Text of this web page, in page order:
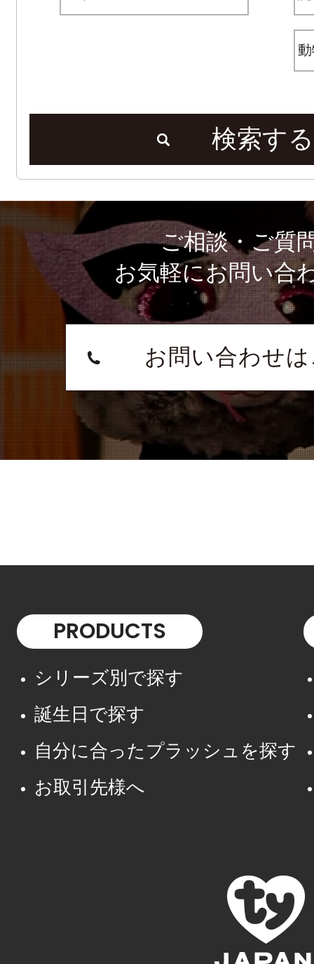
検索する
ご相談・ご質
お気軽にお問い合
お問い合わせ
PRODUCTS
シリーズ別で探す
誕生日で探す
自分に合ったプラッシュを探す
お取引先様へ